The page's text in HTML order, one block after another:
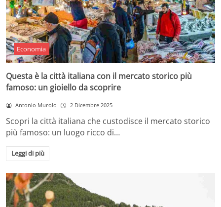
Economia
Questa è la città italiana con il mercato storico più
famoso: un gioiello da scoprire
Antonio Murolo 2 Dicembre 2025
Scopri la città italiana che custodisce il mercato storico
più famoso: un luogo ricco di…
Leggi di più